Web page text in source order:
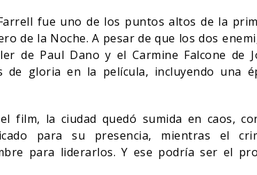
fue uno de los puntos altos de la
de la Noche. A pesar de que los dos
de Paul Dano y el Carmine Falcone de
gloria en la película, incluyendo una
film, la ciudad quedó sumida en caos,
para su presencia, mientras el
para liderarlos. Y ese podría ser el
ORLANDO BLOOM AFIRMA
HABER RECHAZADO SER